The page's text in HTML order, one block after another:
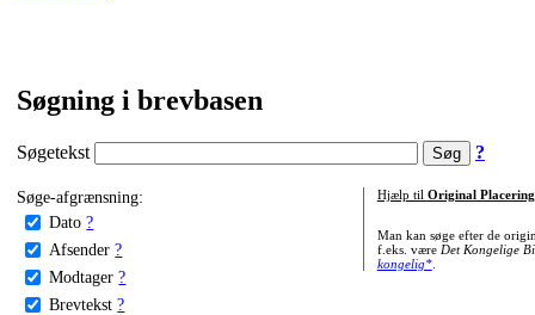
Søgning i brevbasen
Søgetekst ?
Søge-afgrænsning:
Dato ?
Afsender ?
Modtager ?
Brevtekst ?
Hjælp til Original Placering
Man kan søge efter de
f.eks. være Det Kongelige
kongelig*.